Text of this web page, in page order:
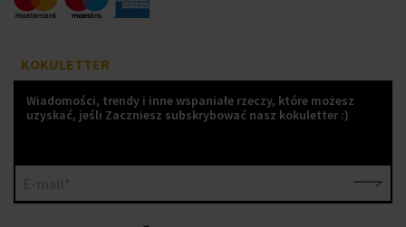
KOKULETTER
Wiadomości, trendy i inne wspaniałe rzeczy, które możesz
uzyskać, jeśli Zaczniesz subskrybować nasz kokuletter :)